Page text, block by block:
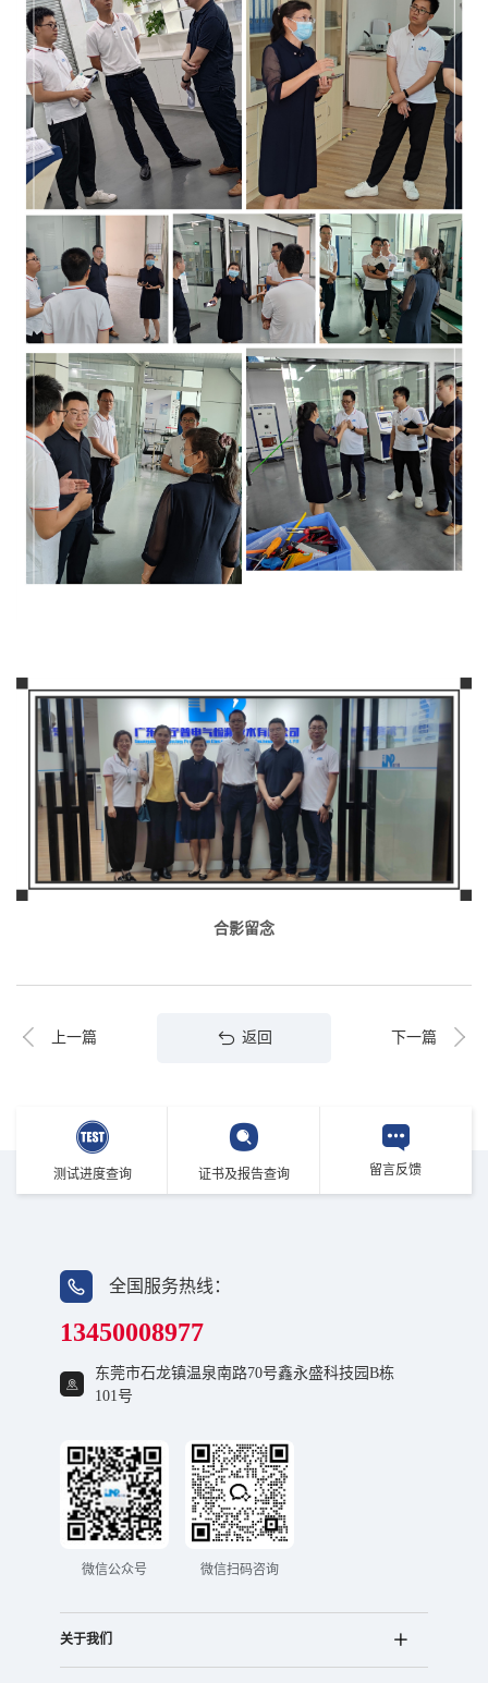
合影留念
上一篇 返回 下一篇
测试进度查询 证书及报告查询 留言反馈
全国服务热线：
13450008977
东莞市石龙镇温泉南路70号鑫永盛科技园B栋
101号
微信公众号 微信扫码咨询
关于我们